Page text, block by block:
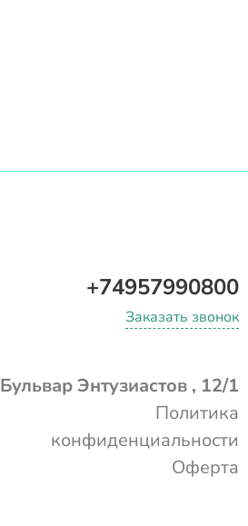
+74957990800
Заказать звонок
Бульвар Энтузиастов , 12/1
Политика
конфиденциальности
Оферта